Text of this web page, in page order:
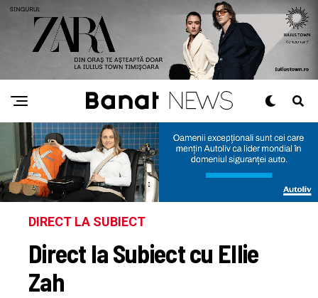
DIRECT LA SUBIECT
Direct la Subiect cu Ellie
Zah